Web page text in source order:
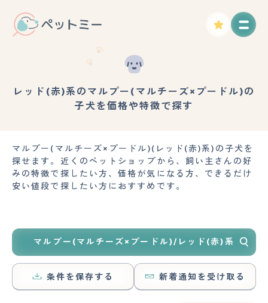
レッド(赤)系のマルプー(マルチーズ×プードル)の
子犬を価格や特徴で探す
マルプー(マルチーズ×プードル)(レッド(赤)系)の子犬を
探せます。近くのペットショップから、飼い主さんの好
みの特徴で探したい方、価格が気になる方、できるだけ
安い値段で探したい方におすすめです。
マルプー(マルチーズ×プードル)/レッド(赤)系
条件を保存する 新着通知を受け取る